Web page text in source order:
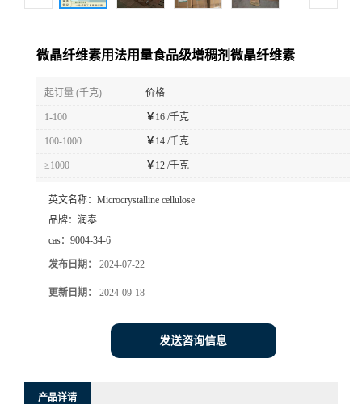
微晶纤维素用法用量食品级增稠剂微晶纤维素
起订量 (千克) 价格
1-100 ￥ 16 /千克
100-1000 ￥ 14 /千克
≥1000 ￥ 12 /千克
英文名称： Microcrystalline cellulose
品牌： 润泰
cas： 9004-34-6
发布日期： 2024-07-22
更新日期： 2024-09-18
发送咨询信息
产品详请